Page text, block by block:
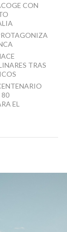
CON
TRAS
80
EL